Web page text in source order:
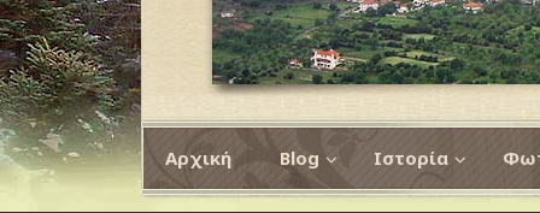
Αρχική Blog Ιστορία